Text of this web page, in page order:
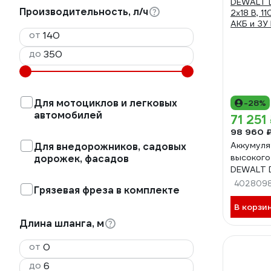
Производительность, л/ч
от
до
Для мотоциклов и легковых
автомобилей
Для внедорожников, садовых
дорожек, фасадов
Грязевая фреза в комплекте
Длина шланга, м
от
до
-28%
71 251
98 960
DEWALT
2x18 В,
АКБ и ЗУ
В